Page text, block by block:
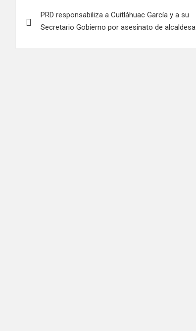
de
entradas
PRD responsabiliza a Cuitláhuac García y a su
Secretario Gobierno por asesinato de alcaldesa